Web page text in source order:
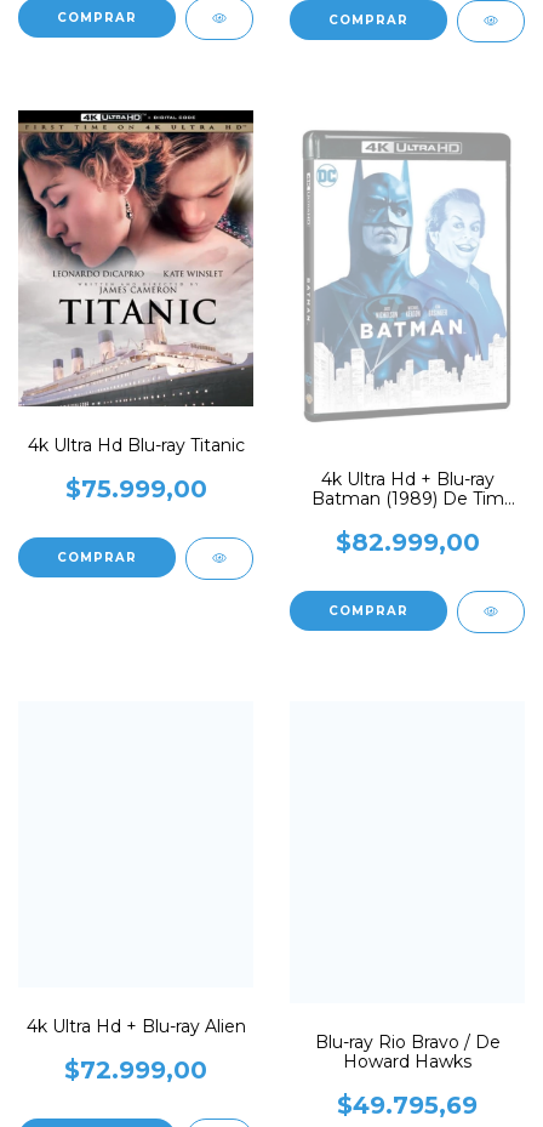
4k Ultra Hd Blu-ray Titanic
$75.999,00
4k Ultra Hd + Blu-ray
Batman (1989) De Tim
$82.999,00
4k Ultra Hd + Blu-ray Alien
$72.999,00
Blu-ray Rio Bravo / De
Howard Hawks
$49.795,69